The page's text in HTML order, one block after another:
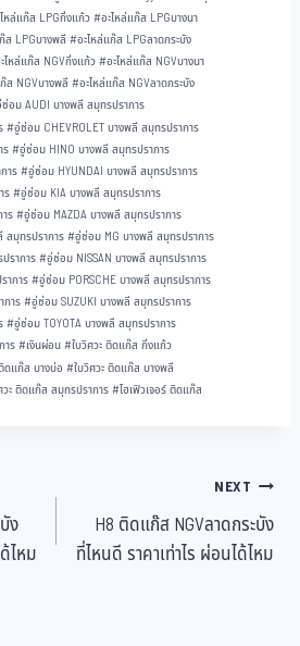
หล่แก๊ส LPGกิ่งแก้ว#อะไหล่แก๊ส LPGบางนา
ส LPGบางพลี #อะไหล่แก๊ส LPGลาดกระบัง
ไหล่แก๊ส NGVกิ่งแก้ว#อะไหล่แก๊ส NGVบางนา
ส NGVบางพลี #อะไหล่แก๊ส NGVลาดกระบัง
อม AUDI บางพลี สมุทรปราการ
#อู่ซ่อม CHEVROLET บางพลี สมุทรปราการ
#อู่ซ่อม HINO บางพลี สมุทรปราการ
าร#อู่ซ่อม HYUNDAI บางพลี สมุทรปราการ
ร#อู่ซ่อม KIA บางพลี สมุทรปราการ
ร#อู่ซ่อม MAZDA บางพลี สมุทรปราการ
สมุทรปราการ#อู่ซ่อม MG บางพลี สมุทรปราการ
ราการ#อู่ซ่อม NISSAN บางพลี สมุทรปราการ
าการ#อู่ซ่อม PORSCHE บางพลี สมุทรปราการ
การ#อู่ซ่อม SUZUKI บางพลี สมุทรปราการ
#อู่ซ่อม TOYOTA บางพลี สมุทรปราการ
าร#เงินผ่อน#ใบวิศวะ ติดแก๊ส กิ่งแก้ว
ดแก๊ส บางบ่อ #ใบวิศวะ ติดแก๊ส บางพลี
วะ ติดแก๊ส สมุทรปราการ#ไฮเฟิวเจอร์ ติดแก๊ส
ง
ไหม
NEXT
H8 ติดแก๊ส NGVลาดกระบัง
ที่ไหนดี ราคาเท่าไร ผ่อนได้ไหม